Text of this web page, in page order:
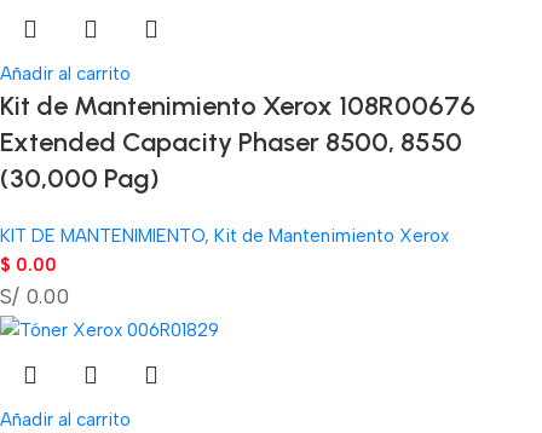
Añadir al carrito
Kit de Mantenimiento Xerox 108R00676
Extended Capacity Phaser 8500, 8550
(30,000 Pag)
KIT DE MANTENIMIENTO, Kit de Mantenimiento Xerox
$ 0.00
S/ 0.00
Añadir al carrito